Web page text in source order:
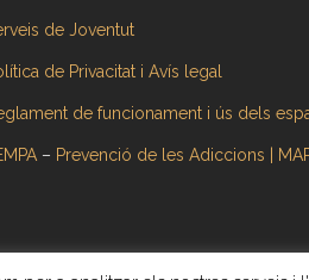
de Joventut
de Privacitat i Avís legal
de funcionament i ús dels
– Prevenció de les Adiccions |